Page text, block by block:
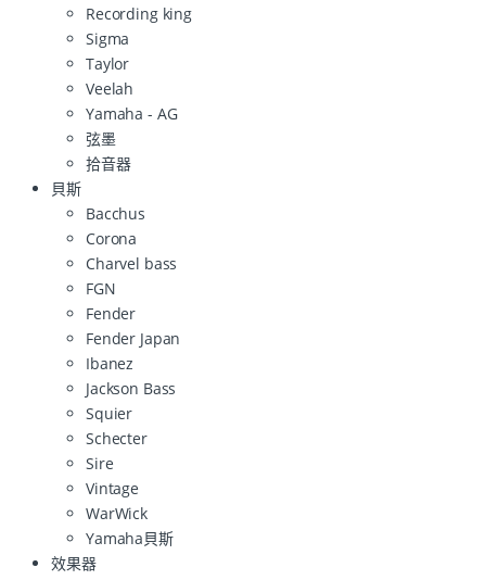
Recording king
Sigma
Taylor
Veelah
Yamaha - AG
弦墨
拾音器
貝斯
Bacchus
Corona
Charvel bass
FGN
Fender
Fender Japan
Ibanez
Jackson Bass
Squier
Schecter
Sire
Vintage
WarWick
Yamaha貝斯
效果器